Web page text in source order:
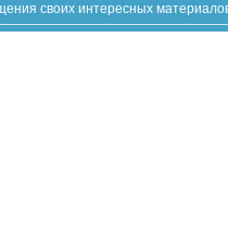
своих интересных